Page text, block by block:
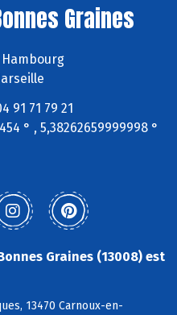
Graines
91 71 79 21
° , 5,38262659999998 °
Graines (13008) est
13470 Carnoux-en-